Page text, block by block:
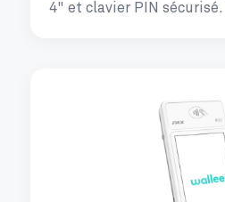
4" et clavier PIN